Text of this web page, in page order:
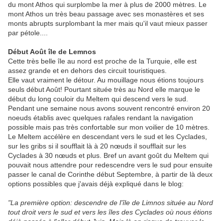
du mont Athos qui surplombe la mer à plus de 2000 mètres. Le
mont Athos un très beau passage avec ses monastères et ses
monts abrupts surplombant la mer mais qu'il vaut mieux passer
par pétole....
Début Août île de Lemnos
Cette très belle île au nord est proche de la Turquie, elle est
assez grande et en dehors des circuit touristiques.
Elle vaut vraiment le détour. Au mouillage nous étions toujours
seuls début Août! Pourtant située très au Nord elle marque le
début du long couloir du Meltem qui descend vers le sud.
Pendant une semaine nous avons souvent rencontré environ 20
noeuds établis avec quelques rafales rendant la navigation
possible mais pas très confortable sur mon voilier de 10 mètres.
Le Meltem accélère en descendant vers le sud et les Cyclades,
sur les gribs si il soufflait là à 20 nœuds il soufflait sur les
Cyclades à 30 nœuds et plus. Bref un avant goût du Meltem qui
pouvait nous attendre pour redescendre vers le sud pour ensuite
passer le canal de Corinthe début Septembre, à partir de là deux
options possibles que j'avais déjà expliqué dans le blog:
"La première option: descendre de l'île de Limnos située au Nord
tout droit vers le sud et vers les îles des Cyclades où nous étions